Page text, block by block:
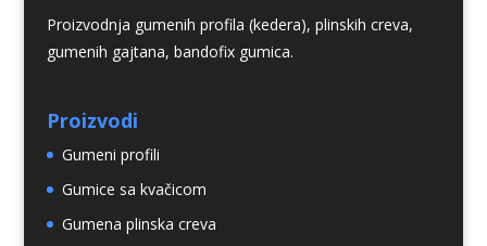
Proizvodnja gumenih profila (kedera), plinskih creva,
gumenih gajtana, bandofix gumica.
Proizvodi
Gumeni profili
Gumice sa kvačicom
Gumena plinska creva